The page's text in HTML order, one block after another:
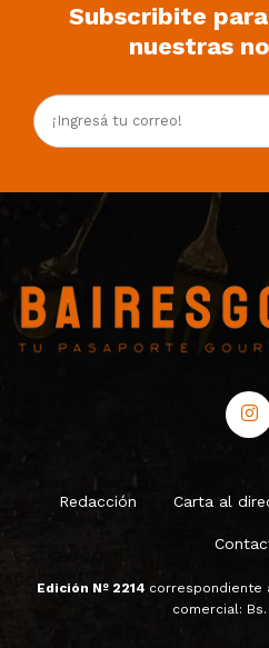
Subscribite
nuestras
Redacción Carta al
Edición Nº 2214 correspondiente
comercial: Bs.